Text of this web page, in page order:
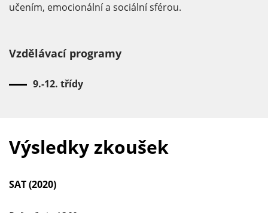
učením, emocionální a sociální sférou.
Vzdělávací programy
9.-12. třídy
Výsledky zkoušek
SAT (2020)